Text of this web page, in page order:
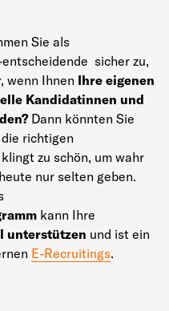
Sie als
sicher zu,
wenn Ihnen Ihre eigenen
Kandidatinnen und
Dann könnten Sie
richtigen
zu schön, um wahr
nur selten geben.
kann Ihre
unterstützen und ist ein
E-Recruitings.